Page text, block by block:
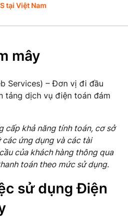
tại Việt Nam
mây
Services) –Đơn vị đi đầu
tảng dịch vụ điện toán đám
cấp khả năng tính toán, cơ sở
ứng dụng và các tài
của khách hàng thông qua
toán theo mức sử dụng.
sử dụng Điện